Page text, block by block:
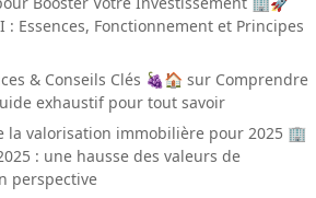
: Essences, Fonctionnement et Principes
& Conseils Clés 🍇🏠 sur Comprendre
exhaustif pour tout savoir
la valorisation immobilière pour 2025 🏢
: une hausse des valeurs de
perspective